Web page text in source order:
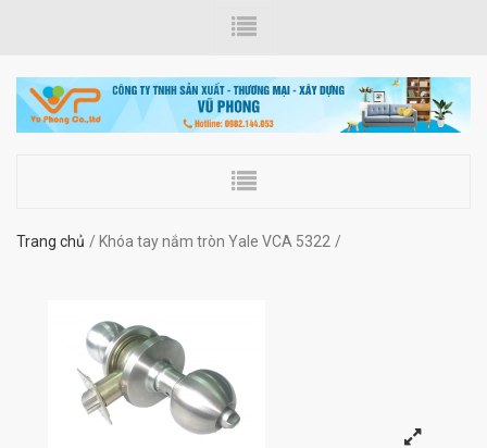
Trang chủ Khóa tay nắm tròn Yale VCA 5322